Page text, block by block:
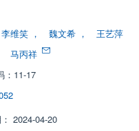
李维笑 ， 魏文希 ，
王艺萍
马丙祥
：11-17
2024-04-20